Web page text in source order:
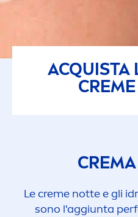
ACQUISTA
CREME
Lecremenotte e gli
sono l'aggiunta